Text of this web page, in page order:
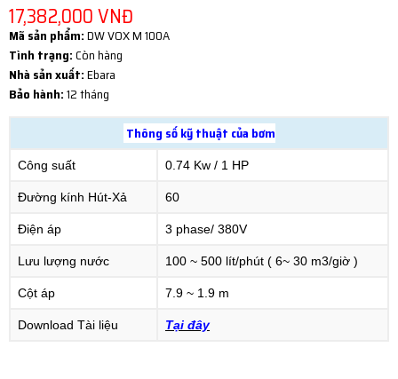
17,382,000 VNĐ
Mã sản phẩm:DW VOX M 100A
Tình trạng:Còn hàng
Nhà sản xuất:Ebara
Bảo hành:12 tháng
Thông số kỹ thuật của bơm
Công suất 0.74 Kw / 1 HP
Đường kính Hút-Xả 60
Điện áp 3 phase/ 380V
Lưu lượng nước 100 ~ 500 lít/phút ( 6~ 30 m3/giờ )
Cột áp 7.9 ~ 1.9 m
Download Tài liệu Tại đây